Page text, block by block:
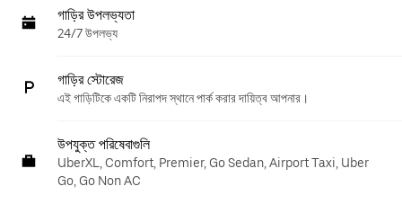
গাড়ির উপলভ্যতা
24/7 উপলভ্য
গাড়ির স্টোরেজ
এই গাড়িটিকে একটি নিরাপদ স্থানে পার্ক করার দায়িত্ব আপনার।
উপযুক্ত পরিষেবাগুলি
UberXL, Comfort, Premier, Go Sedan, Airport Taxi, Uber
Go, Go Non AC